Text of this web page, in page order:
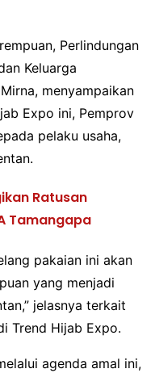
Perlindungan
Keluarga
menyampaikan
Expo ini, Pemprov
pelaku usaha,
Ratusan
Tamangapa
pakaian ini akan
yang menjadi
jelasnya terkait
Trend Hijab Expo.
agenda amal ini,